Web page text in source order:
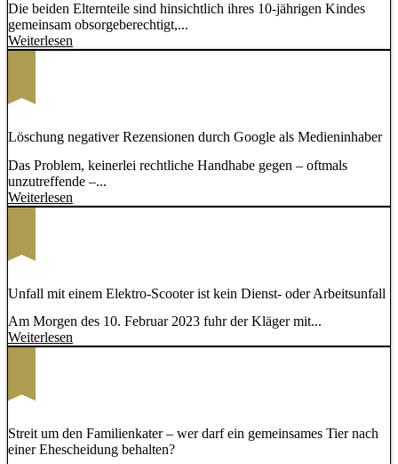
Die beiden Elternteile sind hinsichtlich ihres 10-jährigen Kindes
gemeinsam obsorgeberechtigt,...
Weiterlesen
Löschung negativer Rezensionen durch Google als Medieninhaber
Das Problem, keinerlei rechtliche Handhabe gegen – oftmals
unzutreffende –...
Weiterlesen
Unfall mit einem Elektro-Scooter ist kein Dienst- oder Arbeitsunfall
Am Morgen des 10. Februar 2023 fuhr der Kläger mit...
Weiterlesen
Streit um den Familienkater – wer darf ein gemeinsames Tier nach
einer Ehescheidung behalten?